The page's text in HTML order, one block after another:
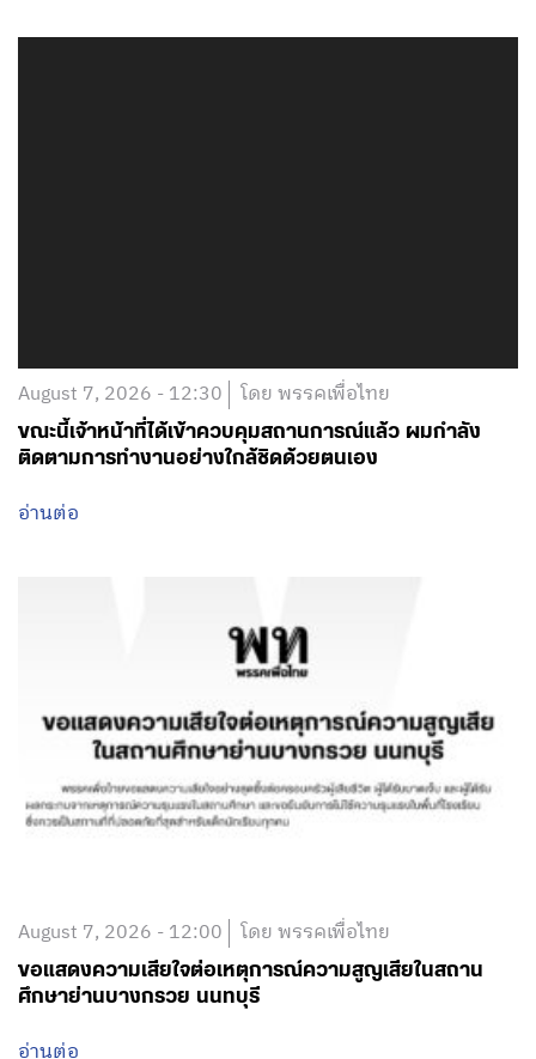
อ่านต่อ
August 7, 2026 - 12:00 โดย พรรคเพื่อไทย
อ่านต่อ